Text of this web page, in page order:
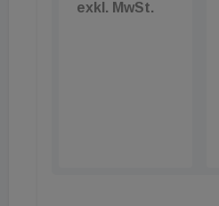
exkl. MwSt.